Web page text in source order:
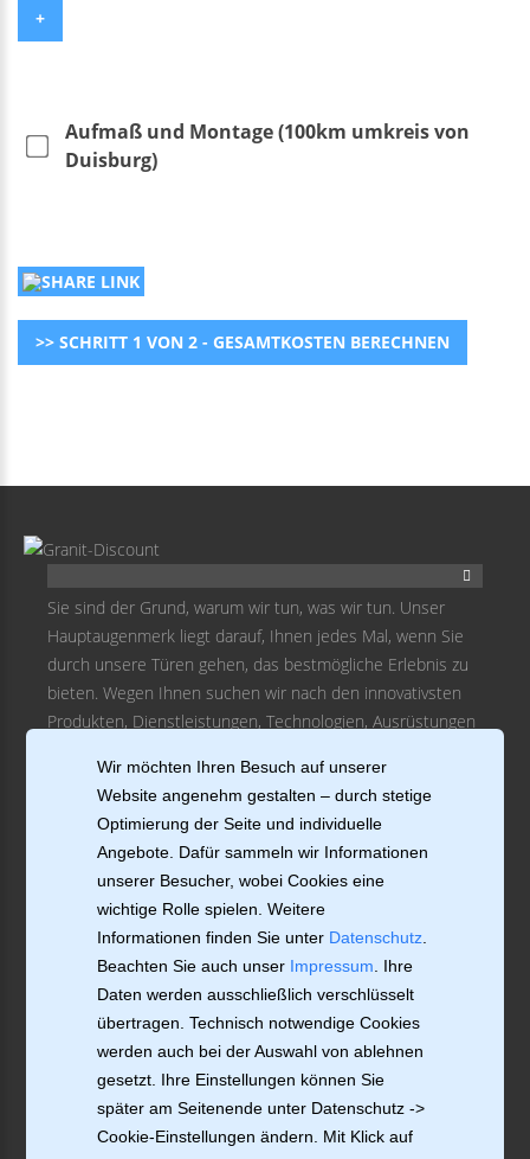
+
Aufmaß und Montage (100km umkreis von
Duisburg)
>> SCHRITT 1 VON 2 - GESAMTKOSTEN BERECHNEN
Sie sind der Grund, warum wir tun, was wir tun. Unser
Hauptaugenmerk liegt darauf, Ihnen jedes Mal, wenn Sie
durch unsere Türen gehen, das bestmögliche Erlebnis zu
bieten. Wegen Ihnen suchen wir nach den innovativsten
Produkten, Dienstleistungen, Technologien, Ausrüstungen
MEIN KONTO
BERATUNG
INFORMATIONEN
KONTAKTIEREN SIE UNS
BLEIBEN SIE IN VERBINDUNG
Wir möchten Ihren Besuch auf unserer
Website angenehm gestalten – durch stetige
Optimierung der Seite und individuelle
Angebote. Dafür sammeln wir Informationen
unserer Besucher, wobei Cookies eine
wichtige Rolle spielen. Weitere
Informationen finden Sie unter Datenschutz
Beachten Sie auch unser Impressum . Ihre
Daten werden ausschließlich verschlüsselt
übertragen. Technisch notwendige Cookies
werden auch bei der Auswahl von ablehnen
gesetzt. Ihre Einstellungen können Sie
später am Seitenende unter Datenschutz ->
Cookie-Einstellungen ändern. Mit Klick auf